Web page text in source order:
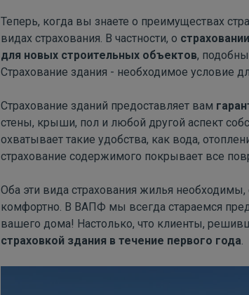
Теперь, когда вы знаете о преимуществах
видах страхования. В частности, о
для новых строительных объектов,
Страхование здания - необходимое условие
Страхование зданий предоставляет вам
стены, крыши, пол и любой другой аспект
охватывает такие удобства, как вода,
страхование содержимого покрывает все
Оба эти вида страхования жилья
комфортно. В ВАПФ мы всегда стараемся
вашего дома! Настолько, что клиенты,
страховкой здания в течение первого года.